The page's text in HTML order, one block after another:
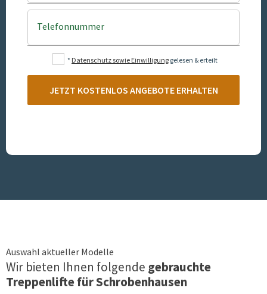
Telefonnummer
* Datenschutz sowie Einwilligung gelesen & erteilt
JETZT KOSTENLOS ANGEBOTE ERHALTEN
Auswahl aktueller Modelle
Wir bieten Ihnen folgende gebrauchte
Treppenlifte fürSchrobenhausen